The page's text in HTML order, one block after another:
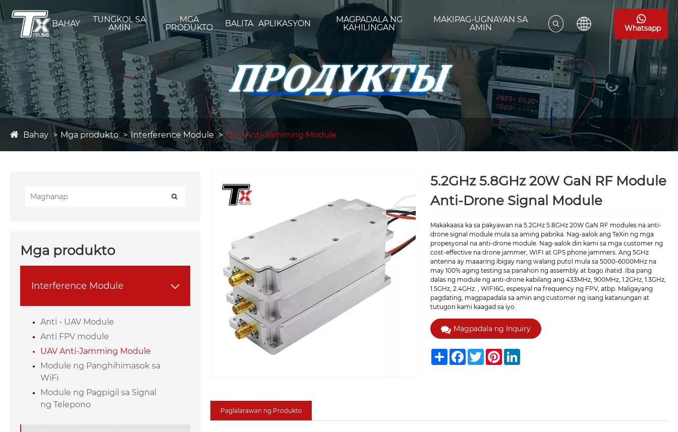
BAHAY
TUNGKOL SA
AMIN
MGA
PRODUKTO
BALITA APLIKASYON
MAGPADALA NG
KAHILINGAN
MAKIPAG-UGNAYAN SA
AMIN
Whatsapp
Bahay Mga produkto Interference Module UAV Anti-Jamming Module
Mga produkto
Interference Module 
Anti - UAV Module
Anti FPV module
UAV Anti-Jamming Module
Module ng Panghihimasok sa
WiFi
Module ng Pagpigil sa Signal
ng Telepono
5.2GHz 5.8GHz 20W GaN RF Module
Anti-Drone Signal Module
Makakaasa ka sa pakyawan na 5.2GHz 5.8GHz 20W GaN RF modules na anti-
drone signal module mula sa aming pabrika. Nag-aalok ang TeXin ng mga
propesyonal na anti-drone module. Nag-aalok din kami sa mga customer ng
cost-effective na drone jammer, WIFI at GPS phone jammers. Ang 5GHz
antenna ay maaaring ibigay nang walang putol mula sa 5000-6000MHz na
may 100% aging testing sa panahon ng assembly at bago ihatid. Iba pang
dalas ng module ng anti-drone kabilang ang 433MHz, 900MHz, 1.2GHz, 1.3GHz,
1.5GHz, 2.4GHz. , WIFI6G, espesyal na frequency ng FPV, atbp. Maligayang
pagdating, magpapadala sa amin ang customer ng isang katanungan at
tutugon kami kaagad sa iyo.
Magpadala ng Inquiry
Share Facebook
TwitterPinterestLinkedIn
Paglalarawan ng Produkto